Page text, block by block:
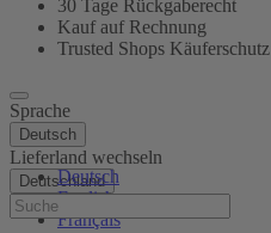
30 Tage Rückgaberecht
Kauf auf Rechnung
Trusted Shops Käuferschutz
Sprache
Deutsch
Deutsch
English
Français
Lieferland wechseln
Deutschland
Hilfe